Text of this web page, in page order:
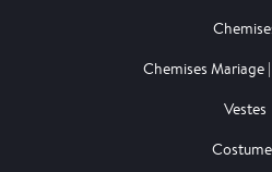
Chemises Mariage
Vestes